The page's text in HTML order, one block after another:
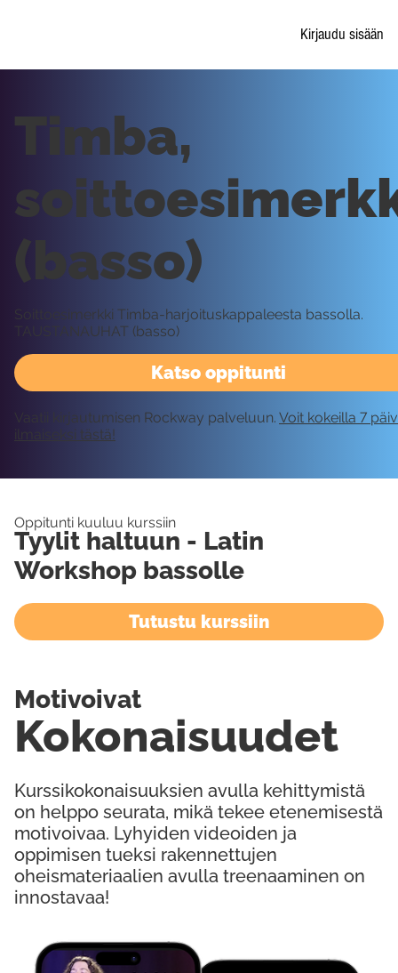
Kirjaudu sisään
Katso oppitunti
Timba,
(basso)
Soittoesimerkki Timba-harjoituskappaleesta bassolla.
TAUSTANAUHAT (basso)
Vaatii kirjautumisen Rockway palveluun. Voit kokeilla 7
ilmaiseksi tästä!
Oppitunti kuuluu kurssiin
Tyylit haltuun - Latin
Workshop bassolle
Tutustu kurssiin
Kurssikokonaisuuksien avulla kehittymistä
on helppo seurata, mikä tekee etenemisestä
motivoivaa. Lyhyiden videoiden ja
oppimisen tueksi rakennettujen
oheismateriaalien avulla treenaaminen on
innostavaa!
Kokonaisuudet
Motivoivat